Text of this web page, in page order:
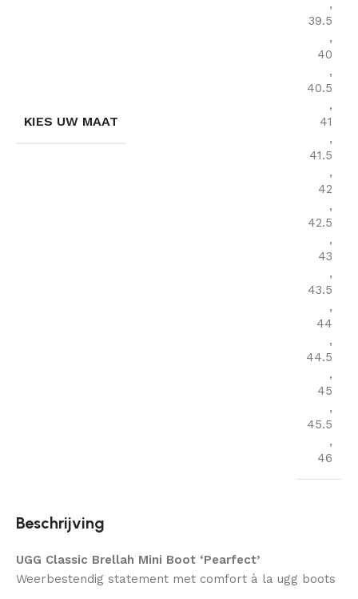
KIES UW MAAT
,
39.5
,
40
,
40.5
,
41
,
41.5
,
42
,
42.5
,
43
,
43.5
,
44
,
44.5
,
45
,
45.5
,
46
Beschrijving
UGG Classic Brellah Mini Boot ‘Pearfect’
Weerbestendig statement met comfort à la ugg boots